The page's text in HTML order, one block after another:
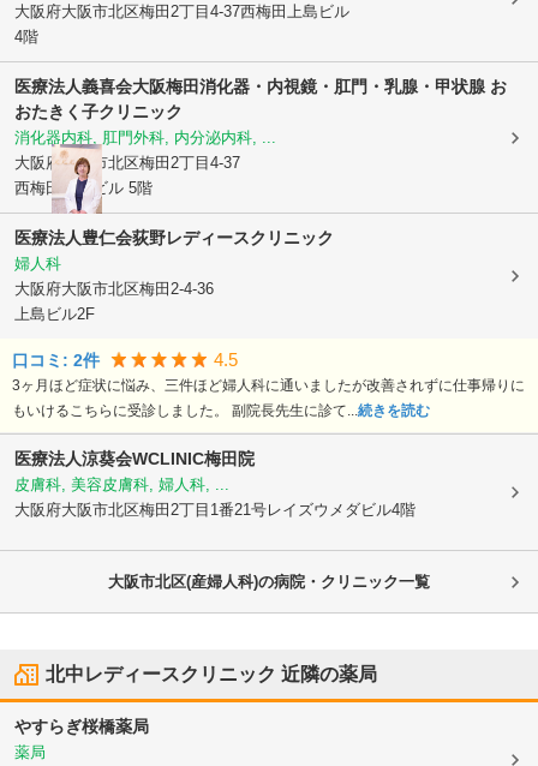
大阪府大阪市北区梅田2丁目4-37西梅田上島ビル
4階
医療法人義喜会大阪梅田消化器・内視鏡・肛門・乳腺・甲状腺 お
おたきく子クリニック
消化器内科, 肛門外科, 内分泌内科, ...
大阪府大阪市北区梅田2丁目4-37
西梅田上島ビル 5階
医療法人豊仁会荻野レディースクリニック
婦人科
大阪府大阪市北区梅田2-4-36
上島ビル2F
口コミ: 2件 4.5
3ヶ月ほど症状に悩み、三件ほど婦人科に通いましたが改善されずに仕事帰りに
もいけるこちらに受診しました。 副院長先生に診て... 続きを読む
医療法人涼葵会WCLINIC梅田院
皮膚科, 美容皮膚科, 婦人科, ...
大阪府大阪市北区梅田2丁目1番21号レイズウメダビル4階
大阪市北区(産婦人科)の病院・クリニック一覧
北中レディースクリニック 近隣の薬局
やすらぎ桜橋薬局
薬局